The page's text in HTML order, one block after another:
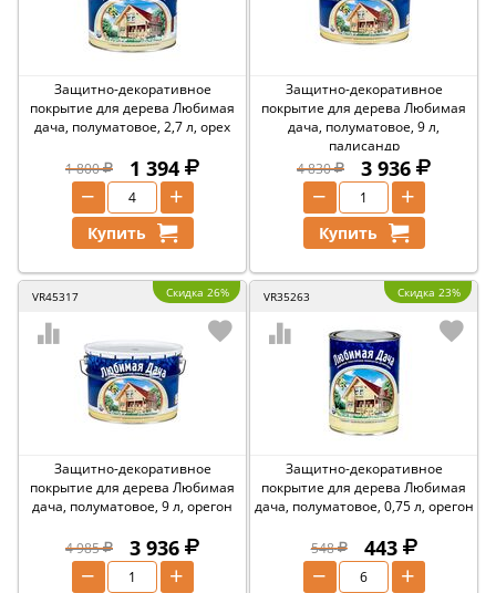
Защитно-декоративное
покрытие для дерева Любимая
дача, полуматовое, 2,7 л, орех
1 800 1 394
+
−
Купить
Защитно-декоративное
покрытие для дерева Любимая
дача, полуматовое, 9 л,
палисандр
4 830
3 936
+
−
Купить
VR45317 Скидка 26%
Защитно-декоративное
покрытие для дерева Любимая
дача, полуматовое, 9 л, орегон
4 985 3 936
+
−
VR35263 Скидка 23%
Защитно-декоративное
покрытие для дерева Любимая
дача, полуматовое, 0,75 л, орегон
548 443
+
−